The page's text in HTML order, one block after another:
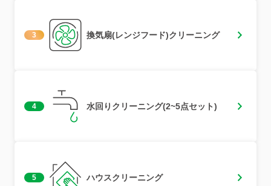
3 換気扇(レンジフード)クリーニング
4 水回りクリーニング(2~5点セット)
5 ハウスクリーニング